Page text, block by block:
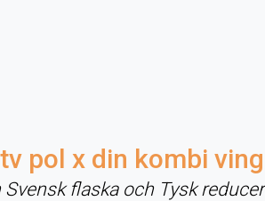
pol x din kombi
Svensk flaska och Tysk